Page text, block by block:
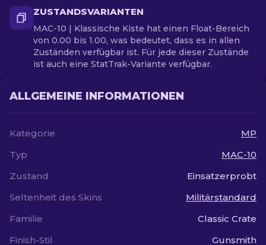
ZUSTANDSVARIANTEN
MAC-10 | Klassische Kiste hat einen Float-Bereich
von 0.00 bis 1.00, was bedeutet, dass es in allen
Zuständen verfügbar ist. Für jede dieser Zustände
ist auch eine StatTrak-Variante verfügbar.
ALLGEMEINE INFORMATIONEN
Kategorie
MP
Typ
MAC-10
Zustand
Einsatzerprobt
Seltenheit des Skins
Militärstandard
Familie
Classic Crate
Finish-Stil
Gunsmith